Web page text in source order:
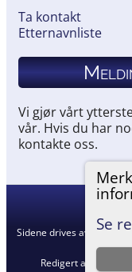
Se
Ta kontakt
Etternavnliste
Vi gjør vårt
vår. Hvis du har
kontakte oss.
Sidene drives av The
Redigert av